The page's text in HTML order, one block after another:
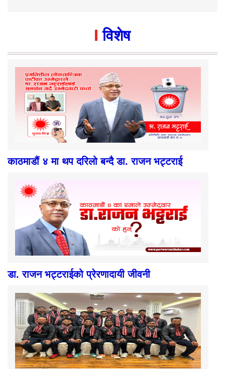
विशेष
काठमाडौं ४ मा थप दरिलो बन्दै डा. राजन भट्टराई
डा. राजन भट्टराईको प्रेरणादायी जीवनी